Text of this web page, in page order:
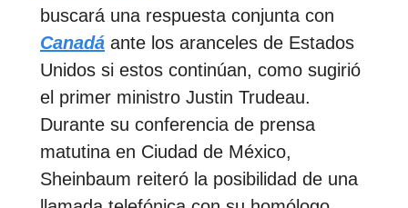
buscará una respuesta conjunta con
Canadá ante los aranceles de Estados
Unidos si estos continúan, como sugirió
el primer ministro Justin Trudeau.
Durante su conferencia de prensa
matutina en Ciudad de México,
Sheinbaum reiteró la posibilidad de una